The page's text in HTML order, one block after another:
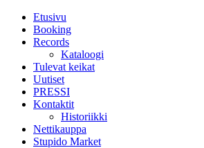
Etusivu
Booking
Records
Kataloogi
Tulevat keikat
Uutiset
PRESSI
Kontaktit
Historiikki
Nettikauppa
Stupido Market